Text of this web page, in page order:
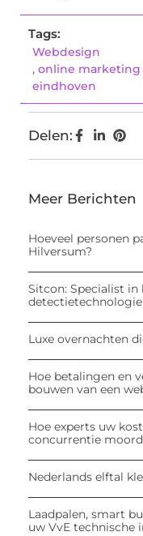
Tags:
Webdesign
, online
eindhoven
Delen:
Meer Berichten
Hoeveel personen
Hilversum?
Sitcon: Specialist
detectietechnologie
Luxe overnachten
Hoe betalingen en
bouwen van een
Hoe experts uw
concurrentie
Nederlands elftal
Laadpalen, smart
uw VvE technische